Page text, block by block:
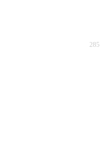
285